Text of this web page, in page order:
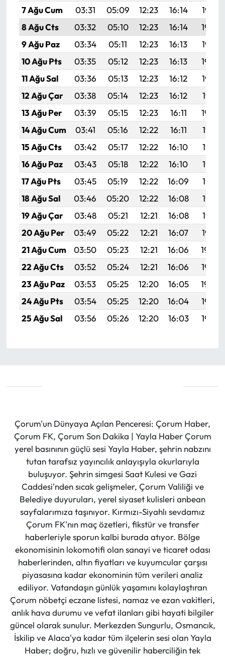
7 Ağu Cum 03:31 05:09 12:23 16:14
19:27
8 Ağu Cts
03:32 05:10 12:23 16:14
19:26
9 Ağu Paz
03:34 05:11 12:23 16:13
19:25
10 Ağu Pts
03:35 05:12 12:23 16:13
19:24
11 Ağu Sal
03:36 05:13 12:23 16:12
19:23
12 Ağu Çar
03:38 05:14 12:23 16:12
19:21
13 Ağu Per
03:39 05:15 12:23 16:11
19:20
14 Ağu Cum
03:41 05:16 12:22 16:11
19:19
15 Ağu Cts
03:42 05:17 12:22 16:10
19:17
16 Ağu Paz
03:43 05:18 12:22 16:10
19:16
17 Ağu Pts
03:45 05:19 12:22 16:09
19:15
18 Ağu Sal
03:46 05:20 12:22 16:08
19:13
19 Ağu Çar
03:48 05:21 12:21 16:08
19:12
20 Ağu Per
03:49 05:22 12:21 16:07
19:10
21 Ağu Cum
03:50 05:23 12:21 16:06
19:09
22 Ağu Cts
03:52 05:24 12:21 16:06
19:08
23 Ağu Paz
03:53 05:25 12:20 16:05
19:06
24 Ağu Pts
03:54 05:25 12:20 16:04
19:05
25 Ağu Sal
03:56 05:26 12:20 16:03 19:03
Çorum'un Dünyaya Açılan Penceresi: Çorum Haber,
Çorum FK, Çorum Son Dakika | Yayla Haber Çorum
yerel basınının güçlü sesi Yayla Haber, şehrin nabzını
tutan tarafsız yayıncılık anlayışıyla okurlarıyla
buluşuyor. Şehrin simgesi Saat Kulesi ve Gazi
Caddesi'nden sıcak gelişmeler, Çorum Valiliği ve
Belediye duyuruları, yerel siyaset kulisleri anbean
sayfalarımıza taşınıyor. Kırmızı-Siyahlı sevdamız
Çorum FK'nın maç özetleri, fikstür ve transfer
haberleriyle sporun kalbi burada atıyor. Bölge
ekonomisinin lokomotifi olan sanayi ve ticaret odası
haberlerinden, altın fiyatları ve kuyumcular çarşısı
piyasasına kadar ekonominin tüm verileri analiz
ediliyor. Vatandaşın günlük yaşamını kolaylaştıran
Çorum nöbetçi eczane listesi, namaz ve ezan vakitleri,
anlık hava durumu ve vefat ilanları gibi hayati bilgiler
güncel olarak sunulur. Merkezden Sungurlu, Osmancık,
İskilip ve Alaca'ya kadar tüm ilçelerin sesi olan Yayla
Haber; doğru, hızlı ve güvenilir haberciliğin tek